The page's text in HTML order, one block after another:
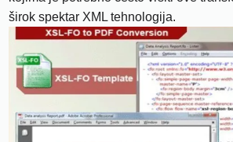
širok spektar XML tehnologija.